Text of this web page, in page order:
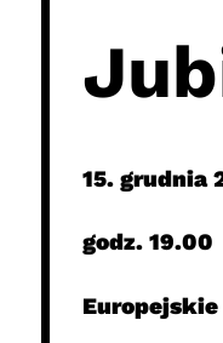
15. grudnia
godz. 19.00